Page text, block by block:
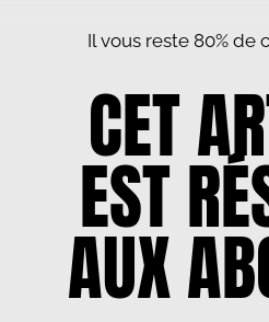
Il vous reste 80% de
CET
EST
AUX